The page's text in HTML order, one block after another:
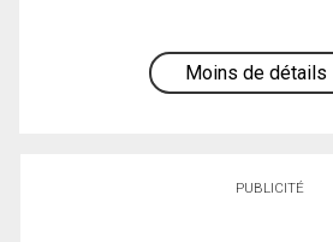
Moins de détails
PUBLICITÉ